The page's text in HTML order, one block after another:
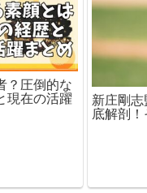
？圧倒的な
現在の活躍
新庄剛
底解剖